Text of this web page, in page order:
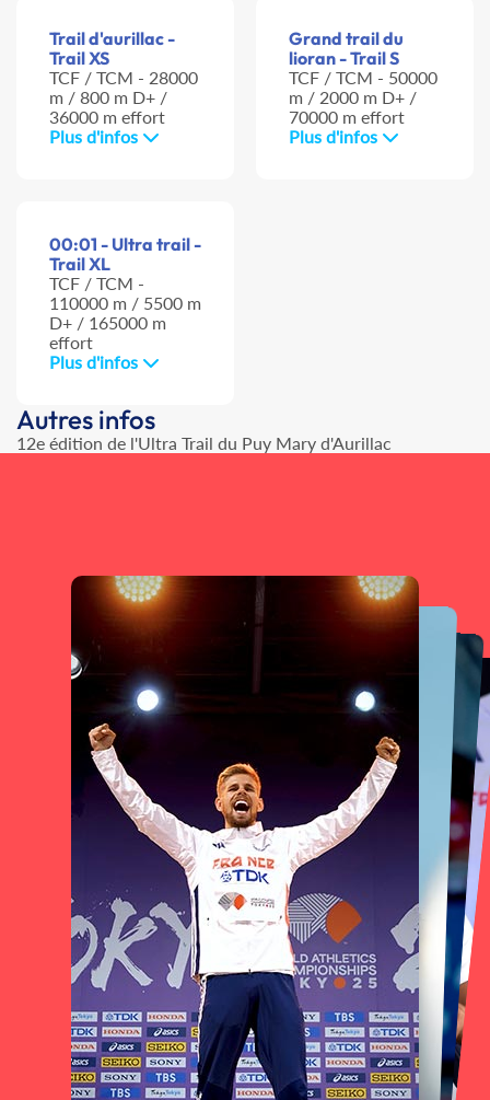
Trail d'aurillac -
Trail XS
TCF / TCM - 28000
m / 800 m D+ /
36000 m effort
Plus d'infos
Grand trail du
lioran - Trail S
TCF / TCM - 50000
m / 2000 m D+ /
70000 m effort
Plus d'infos
00:01 - Ultra trail -
Trail XL
TCF / TCM -
110000 m / 5500 m
D+ / 165000 m
effort
Plus d'infos
Autres infos
12e édition de l'Ultra Trail du Puy Mary d'Aurillac